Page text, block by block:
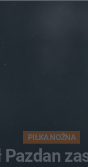
PIŁKA NOŻNA
Pazdan